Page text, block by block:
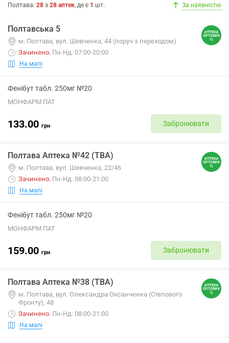
Полтава: 28 з 28 аптек, де є 1 шт. За наявністю
Полтавська 5
м. Полтава, вул. Шевченка, 44 (поруч з переходом)
Зачинено. Пн-Нд: 07:00-20:00
На мапі
Фенібут табл. 250мг №20
МОНФАРМ ПАТ
133.00 грн Забронювати
Полтава Аптека №42 (ТВА)
м. Полтава, вул. Шевченка, 22/46
Зачинено. Пн-Нд: 08:00-21:00
На мапі
Фенібут табл. 250мг №20
МОНФАРМ ПАТ
159.00 грн Забронювати
Полтава Аптека №38 (ТВА)
м. Полтава, вул. Олександра Оксанченка (Степового
Фронту), 48
Зачинено. Пн-Нд: 08:00-21:00
На мапі